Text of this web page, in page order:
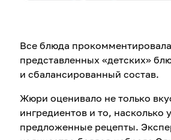
Все блюда
представленных «детских»
и сбалансированный состав.
Жюри оценивало не только
ингредиентов и то,
предложенные рецепты.